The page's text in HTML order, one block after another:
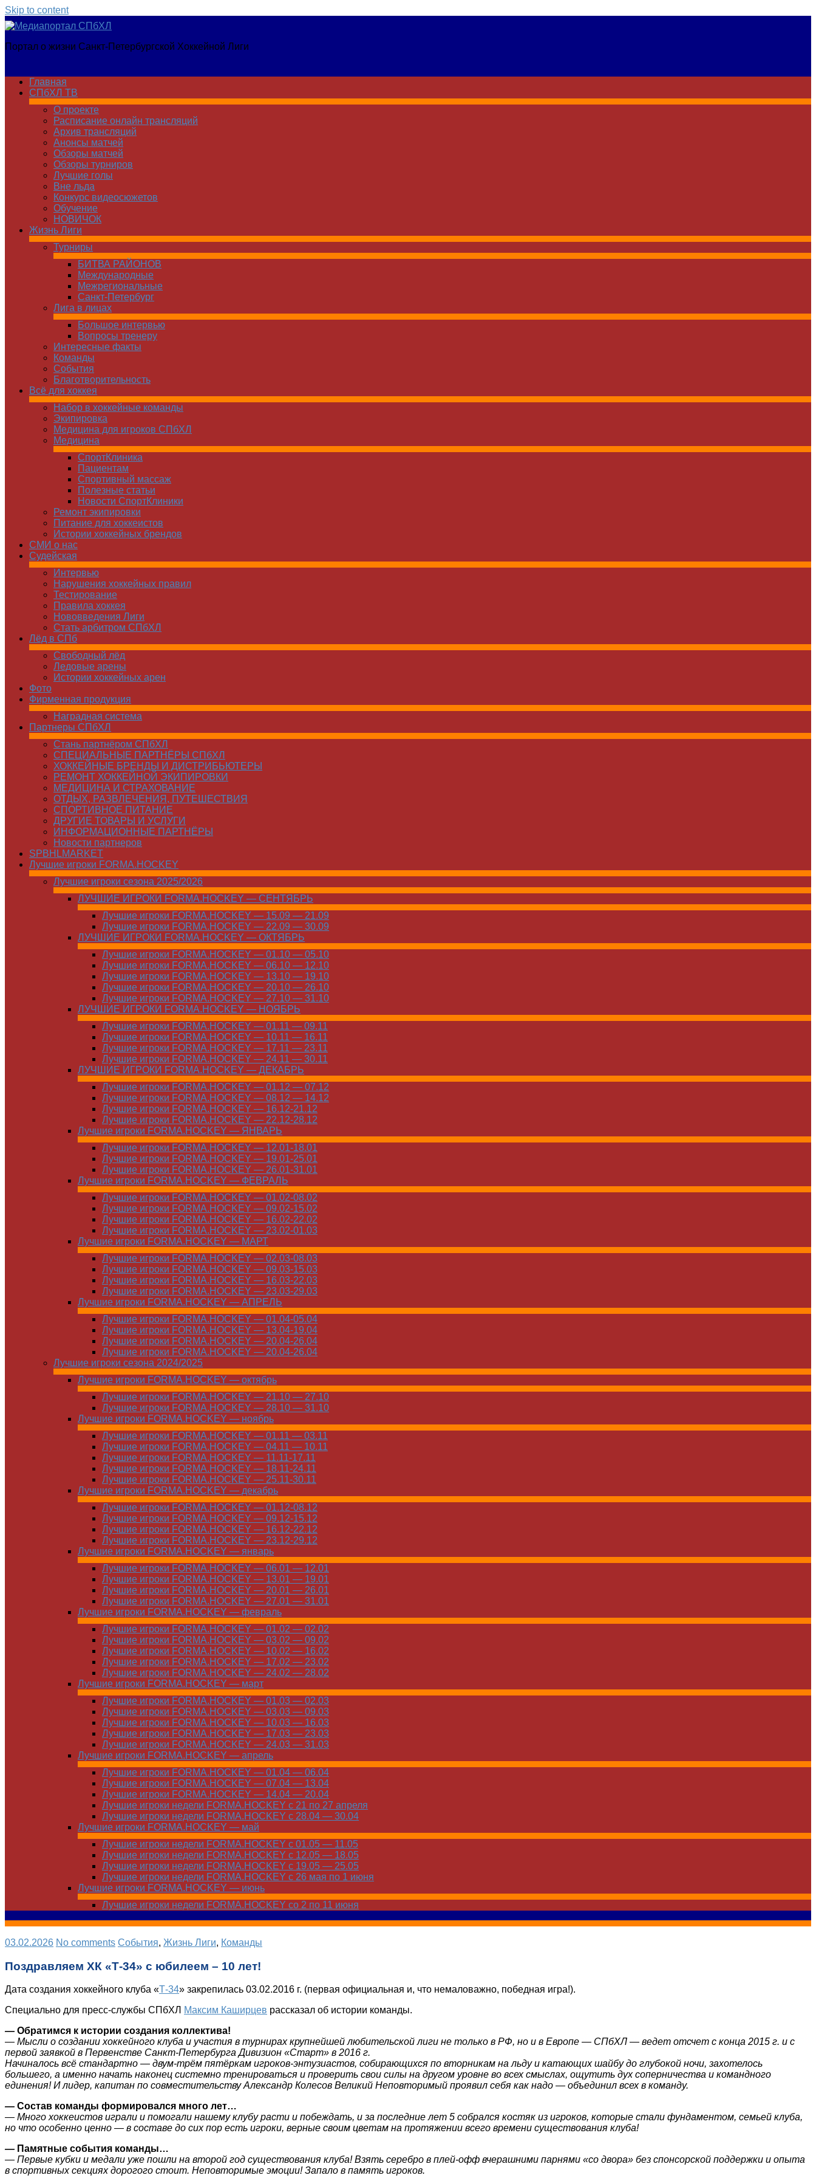
Skip to content
Медиапортал
Портал о жизни Санкт-Петербургской Хоккейной Лиги
Главная
СПбХЛ ТВ
О проекте
Расписание онлайн трансляций
Архив трансляций
Анонсы матчей
Обзоры матчей
Обзоры турниров
Лучшие голы
Вне льда
Конкурс видеосюжетов
Обучение
НОВИЧОК
Жизнь Лиги
Турниры
БИТВА РАЙОНОВ
Международные
Межрегиональные
Санкт-Петербург
Лига в лицах
Большое интервью
Вопросы тренеру
Интересные факты
Команды
Cобытия
Благотворительность
Всё для хоккея
Набор в хоккейные команды
Экипировка
Медицина для игроков СПбХЛ
Медицина
СпортКлиника
Пациентам
Спортивный массаж
Полезные статьи
Новости СпортКлиники
Ремонт экипировки
Питание для хоккеистов
Истории хоккейных брендов
СМИ о нас
Судейская
Интервью
Нарушения хоккейных правил
Тестирование
Правила хоккея
Нововведения Лиги
Стать арбитром СПбХЛ
Лёд в СПб
Свободный лёд
Ледовые арены
Истории хоккейных арен
Фото
Фирменная продукция
Наградная система
Партнеры СПбХЛ
Стань партнёром СПбХЛ
СПЕЦИАЛЬНЫЕ ПАРТНЁРЫ СПбХЛ
ХОККЕЙНЫЕ БРЕНДЫ И ДИСТРИБЬЮТЕРЫ
РЕМОНТ ХОККЕЙНОЙ ЭКИПИРОВКИ
МЕДИЦИНА И СТРАХОВАНИЕ
ОТДЫХ, РАЗВЛЕЧЕНИЯ, ПУТЕШЕСТВИЯ
СПОРТИВНОЕ ПИТАНИЕ
ДРУГИЕ ТОВАРЫ И УСЛУГИ
ИНФОРМАЦИОННЫЕ ПАРТНЁРЫ
Новости партнеров
SPBHLMARKET
Лучшие игроки FORMA.HOCKEY
Лучшие игроки сезона 2025/2026
ЛУЧШИЕ ИГРОКИ FORMA.HOCKEY — СЕНТЯБРЬ
Лучшие игроки FORMA.HOCKEY — 15.09 — 21.09
Лучшие игроки FORMA.HOCKEY — 22.09 — 30.09
ЛУЧШИЕ ИГРОКИ FORMA.HOCKEY — ОКТЯБРЬ
Лучшие игроки FORMA.HOCKEY — 01.10 — 05.10
Лучшие игроки FORMA.HOCKEY — 06.10 — 12.10
Лучшие игроки FORMA.HOCKEY — 13.10 — 19.10
Лучшие игроки FORMA.HOCKEY — 20.10 — 26.10
Лучшие игроки FORMA.HOCKEY — 27.10 — 31.10
ЛУЧШИЕ ИГРОКИ FORMA.HOCKEY — НОЯБРЬ
Лучшие игроки FORMA.HOCKEY — 01.11 — 09.11
Лучшие игроки FORMA.HOCKEY — 10.11 — 16.11
Лучшие игроки FORMA.HOCKEY — 17.11 — 23.11
Лучшие игроки FORMA.HOCKEY — 24.11 — 30.11
ЛУЧШИЕ ИГРОКИ FORMA.HOCKEY — ДЕКАБРЬ
Лучшие игроки FORMA.HOCKEY — 01.12 — 07.12
Лучшие игроки FORMA.HOCKEY — 08.12 — 14.12
Лучшие игроки FORMA.HOCKEY — 16.12-21.12
Лучшие игроки FORMA.HOCKEY — 22.12-28.12
Лучшие игроки FORMA.HOCKEY — ЯНВАРЬ
Лучшие игроки FORMA.HOCKEY — 12.01-18.01
Лучшие игроки FORMA.HOCKEY — 19.01-25.01
Лучшие игроки FORMA.HOCKEY — 26.01-31.01
Лучшие игроки FORMA.HOCKEY — ФЕВРАЛЬ
Лучшие игроки FORMA.HOCKEY — 01.02-08.02
Лучшие игроки FORMA.HOCKEY — 09.02-15.02
Лучшие игроки FORMA.HOCKEY — 16.02-22.02
Лучшие игроки FORMA.HOCKEY — 23.02-01.03
Лучшие игроки FORMA.HOCKEY — МАРТ
Лучшие игроки FORMA.HOCKEY — 02.03-08.03
Лучшие игроки FORMA.HOCKEY — 09.03-15.03
Лучшие игроки FORMA.HOCKEY — 16.03-22.03
Лучшие игроки FORMA.HOCKEY — 23.03-29.03
Лучшие игроки FORMA.HOCKEY — АПРЕЛЬ
Лучшие игроки FORMA.HOCKEY — 01.04-05.04
Лучшие игроки FORMA.HOCKEY — 13.04-19.04
Лучшие игроки FORMA.HOCKEY — 20.04-26.04
Лучшие игроки FORMA.HOCKEY — 20.04-26.04
Лучшие игроки сезона 2024/2025
Лучшие игроки FORMA.HOCKEY — октябрь
Лучшие игроки FORMA.HOCKEY — 21.10 — 27.10
Лучшие игроки FORMA.HOCKEY — 28.10 — 31.10
Лучшие игроки FORMA.HOCKEY — ноябрь
Лучшие игроки FORMA.HOCKEY — 01.11 — 03.11
Лучшие игроки FORMA.HOCKEY — 04.11 — 10.11
Лучшие игроки FORMA.HOCKEY — 11.11-17.11
Лучшие игроки FORMA.HOCKEY — 18.11-24.11
Лучшие игроки FORMA.HOCKEY — 25.11-30.11
Лучшие игроки FORMA.HOCKEY — декабрь
Лучшие игроки FORMA.HOCKEY — 01.12-08.12
Лучшие игроки FORMA.HOCKEY — 09.12-15.12
Лучшие игроки FORMA.HOCKEY — 16.12-22.12
Лучшие игроки FORMA.HOCKEY — 23.12-29.12
Лучшие игроки FORMA.HOCKEY — январь
Лучшие игроки FORMA.HOCKEY — 06.01 — 12.01
Лучшие игроки FORMA.HOCKEY — 13.01 — 19.01
Лучшие игроки FORMA.HOCKEY — 20.01 — 26.01
Лучшие игроки FORMA.HOCKEY — 27.01 — 31.01
Лучшие игроки FORMA.HOCKEY — февраль
Лучшие игроки FORMA.HOCKEY — 01.02 — 02.02
Лучшие игроки FORMA.HOCKEY — 03.02 — 09.02
Лучшие игроки FORMA.HOCKEY — 10.02 — 16.02
Лучшие игроки FORMA.HOCKEY — 17.02 — 23.02
Лучшие игроки FORMA.HOCKEY — 24.02 — 28.02
Лучшие игроки FORMA.HOCKEY — март
Лучшие игроки FORMA.HOCKEY — 01.03 — 02.03
Лучшие игроки FORMA.HOCKEY — 03.03 — 09.03
Лучшие игроки FORMA.HOCKEY — 10.03 — 16.03
Лучшие игроки FORMA.HOCKEY — 17.03 — 23.03
Лучшие игроки FORMA.HOCKEY — 24.03 — 31.03
Лучшие игроки FORMA.HOCKEY — апрель
Лучшие игроки FORMA.HOCKEY — 01.04 — 06.04
Лучшие игроки FORMA.HOCKEY — 07.04 — 13.04
Лучшие игроки FORMA.HOCKEY — 14.04 — 20.04
Лучшие игроки недели FORMA.HOCKEY с 21 по 27 апреля
Лучшие игроки недели FORMA.HOCKEY с 28.04 — 30.04
Лучшие игроки FORMA.HOCKEY — май
Лучшие игроки недели FORMA.HOCKEY с 01.05 — 11.05
Лучшие игроки недели FORMA.HOCKEY с 12.05 — 18.05
Лучшие игроки недели FORMA.HOCKEY с 19.05 — 25.05
Лучшие игроки недели FORMA.HOCKEY с 26 мая по 1 июня
Лучшие игроки FORMA.HOCKEY — июнь
Лучшие игроки недели FORMA.HOCKEY со 2 по 11 июня
03.02.2026 No comments Cобытия, Жизнь Лиги, Команды
Поздравляем ХК «Т-34» с юбилеем – 10 лет!
Дата создания хоккейного клуба «Т-34» закрепилась 03.02.2016 г. (первая официальная и, что немаловажно, победная игра!).
Специально для пресс-службы СПбХЛ Максим Каширцев рассказал об истории команды.
— Обратимся к истории создания коллектива!
— Мысли о создании хоккейного клуба и участия в турнирах крупнейшей любительской лиги не только в РФ, но и в Европе — СПбХЛ — ведет отсчет с конца 2015 г. и с
первой заявкой в Первенстве Санкт-Петербурга Дивизион «Старт» в 2016 г.
Начиналось всё стандартно — двум-трём пятёркам игроков-энтузиастов, собирающихся по вторникам на льду и катающих шайбу до глубокой ночи, захотелось
большего, а именно начать наконец системно тренироваться и проверить свои силы на другом уровне во всех смыслах, ощутить дух соперничества и командного
единения! И лидер, капитан по совместительству Александр Колесов Великий Неповторимый проявил себя как надо — объединил всех в команду.
— Состав команды формировался много лет…
— Много хоккеистов играли и помогали нашему клубу расти и побеждать, и за последние лет 5 собрался костяк из игроков, которые стали фундаментом, семьей клуба,
но что особенно ценно — в составе до сих пор есть игроки, верные своим цветам на протяжении всего времени существования клуба!
— Памятные события команды…
— Первые кубки и медали уже пошли на второй год существования клуба! Взять серебро в плей-офф вчерашними парнями «со двора» без спонсорской поддержки и опыта
в спортивных секциях дорогого стоит. Неповторимые эмоции! Запало в память игроков.